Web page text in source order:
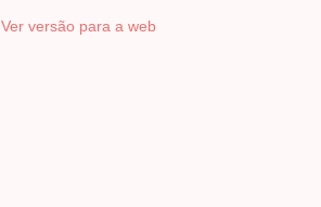
Ver versão para a web